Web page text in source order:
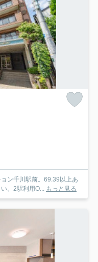
ン千川駅前。69.39以上あ
。2駅利用O... もっと見る